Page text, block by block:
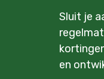
Sluit je
en